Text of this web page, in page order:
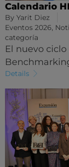
Calendario
By Yarit Diez
Eventos 2026,
categoría
El nuevo
Details